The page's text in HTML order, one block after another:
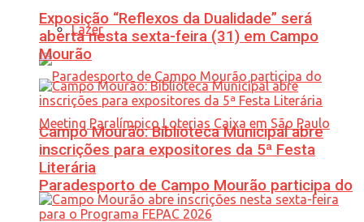
Lazer
Paradesporto de Campo Mourão participa do
Exposição “Reflexos da Dualidade” será
aberta nesta sexta-feira (31) em Campo
Mourão
Campo Mourão: Biblioteca Municipal abre
inscrições para expositores da 5ª Festa
Literária